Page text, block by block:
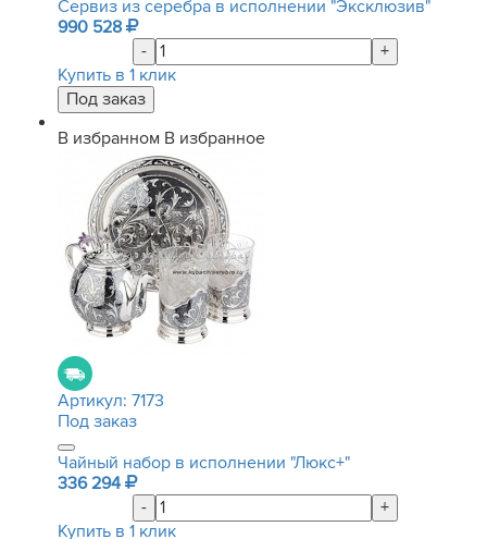
Сервиз из серебра в исполнении "Эксклюзив"
990 528
-
+
Купить в 1 клик
В избранном В избранное
Артикул: 7173
Под заказ
Чайный набор в исполнении "Люкс+"
336 294
-
+
Купить в 1 клик